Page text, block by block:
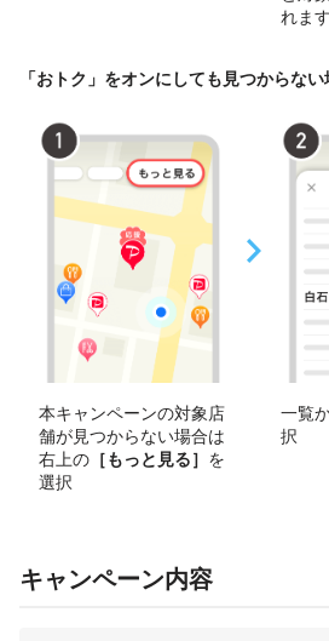
れます
「おトク」をオンにしても見つからな
本キャンペーンの対象店
舗が見つからない場合は
右上の ［もっと見る］ を
選択
一覧
択
キャンペーン内容